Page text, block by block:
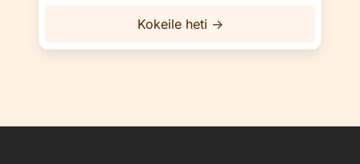
Kokeile heti →